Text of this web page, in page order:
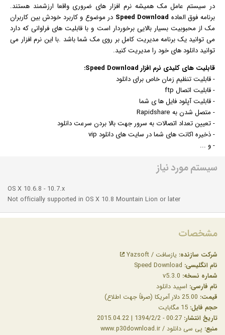
در سیستم عامل مک همیشهنرم افزار های ضروری واقعا ارزشمند هستند.
برنامه فوق العاده
در موضوع و کاربرد خودش بین کاربران
مک از محبوبیت بسیار بالایی برخوردار است و با قابلیت های فراوانی که دارد
می توانید یک برنامه مدیریت کامل بر روی مک شما باشد .با این نرم افزار می
توانید دانلود های خود را مدیریت کنید.
قابلیت های کلیدی نرم افزار
- قابلیت تنظیم زمان خاص برای دانلود
- قابلیت اتصال ftp
- قابلیت آپلود فایل ها ی شما
- متصل شدن به Rapidshare
- تعیین تعداد اتصالات به سرور جهت بالا بردن سرعت دانلود
- ذخیره اکانت های شما در سایت های دانلود vip
- و ...
سیستم مورد نیاز
OS X 10.6.8 - 10.7.x
Not officially supported in OS X 10.8 Mountain Lion or later
مشخصات
شرکت سازنده: یازسافت / Yazsoft
نام انگلیسی:
شماره نسخه:
نام فارسی: اسپید دانلود
قیمت:
حجم فایل:
تاریخ انتشار:
منبع: پی سی دانلود / www.p30download.ir